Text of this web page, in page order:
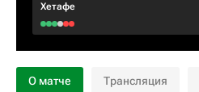
Хетафе
О матче Трансляция